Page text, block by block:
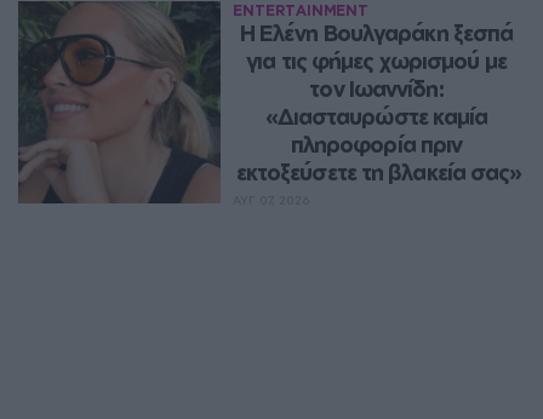
ENTERTAINMENT
Η Ελένη Βουλγαράκη ξεσπά
για τις φήμες χωρισμού με
τον Ιωαννίδη:
«Διασταυρώστε καμία
πληροφορία πριν
εκτοξεύσετε τη βλακεία σας»